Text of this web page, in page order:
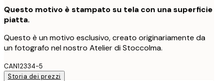
Questo motivo è stampato su tela con una superficie
piatta.
Questo è un motivo esclusivo, creato originariamente da
un fotografo nel nostro Atelier di Stoccolma.
CAN12334-5
Storia dei prezzi